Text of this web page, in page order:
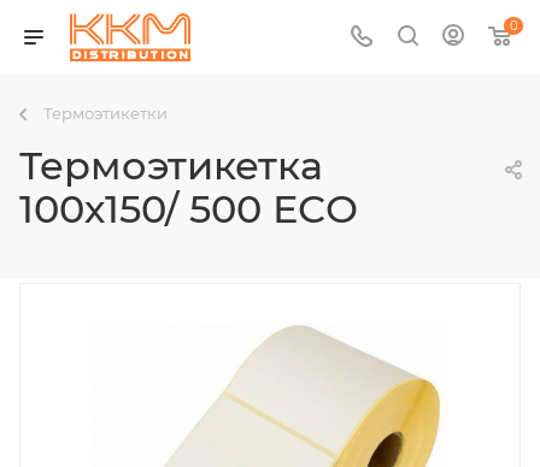
0
Термоэтикетки
Термоэтикетка
100х150/ 500 ЕСО